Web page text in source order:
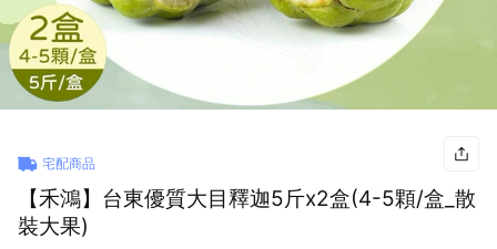
宅配商品
【禾鴻】台東優質大目釋迦5斤x2盒(4-5顆/盒_散
裝大果)